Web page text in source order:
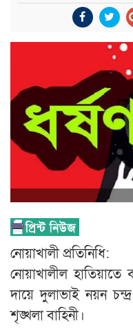
নোয়াখালী প্রতিনিধি:
নোয়াখালীল হাতিয়াতে
দায়ে দুলাভাই নয়ন
শৃঙ্খলা বাহিনী।